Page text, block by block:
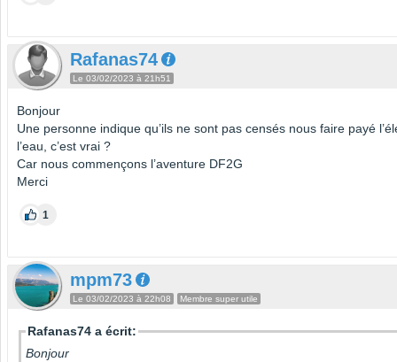
Rafanas74
Le 03/02/2023 à 21h51
Bonjour
Une personne indique qu’ils ne sont pas censés nous faire payé
l’eau, c’est vrai ?
Car nous commençons l’aventure DF2G
Merci
1
mpm73
Le 03/02/2023 à 22h08 Membre super utile
Rafanas74 a écrit:
Bonjour